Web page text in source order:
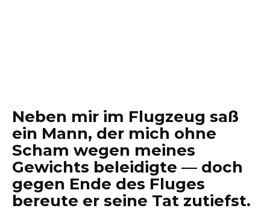
Neben mir im Flugzeug saß
ein Mann, der mich ohne
Scham wegen meines
Gewichts beleidigte — doch
gegen Ende des Fluges
bereute er seine Tat zutiefst.